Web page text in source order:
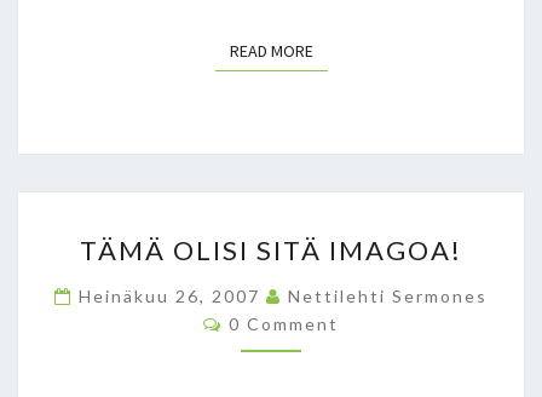
E
I
E
I
S
T
READ MOREREAD MORE
Ä
O
L
TÄMÄ OLISI SITÄ IMAGOA!
Heinäkuu 26, 2007
Nettilehti Sermones
C
O
0 Comment